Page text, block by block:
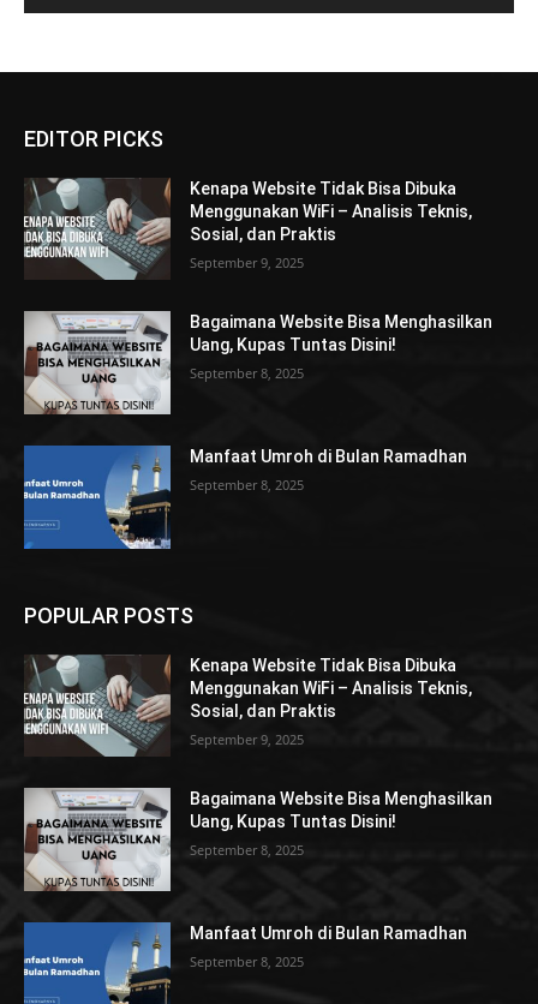
EDITOR PICKS
Kenapa Website Tidak Bisa Dibuka
Menggunakan WiFi – Analisis Teknis,
Sosial, dan Praktis
September 9, 2025
Bagaimana Website Bisa Menghasilkan
Uang, Kupas Tuntas Disini!
September 8, 2025
Manfaat Umroh di Bulan Ramadhan
September 8, 2025
POPULAR POSTS
Kenapa Website Tidak Bisa Dibuka
Menggunakan WiFi – Analisis Teknis,
Sosial, dan Praktis
September 9, 2025
Bagaimana Website Bisa Menghasilkan
Uang, Kupas Tuntas Disini!
September 8, 2025
Manfaat Umroh di Bulan Ramadhan
September 8, 2025